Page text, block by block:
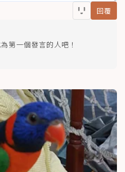
回覆
第一個發言的人吧！